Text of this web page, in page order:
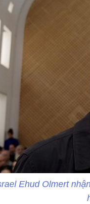
Ehud Olmert